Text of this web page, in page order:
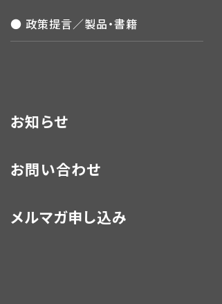
● 政策提言／製品・書籍
お知らせ
お問い合わせ
メルマガ申し込み